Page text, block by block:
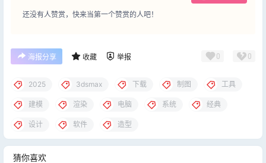
还没有人赞赏，快来当第一个赞赏的人吧！
海报分享 收藏 举报 0 0
2025 3dsmax 下载 制图 工具
建模 渲染 电脑 系统 经典
设计 软件 造型
猜你喜欢